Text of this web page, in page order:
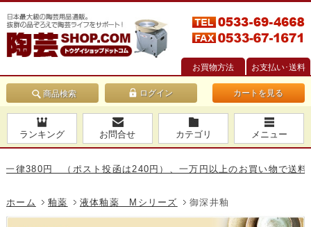
お買物方法 お支払い･送料
商品検索 カートを見る
ランキング お問合せ カテゴリ メニュー
円 （ポスト投函は240円）、一万円以上のお買い物で送料無料
ホーム 釉薬 液体釉薬 Mシリーズ 御深井釉